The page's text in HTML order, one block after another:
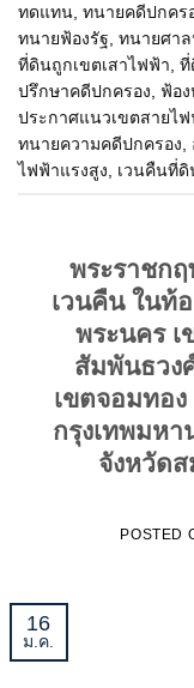
ทดแทน ทนายคดีปกคร
ทนายฟ้องรัฐ ทนายศาล
ที่ดินถูกเขตเสาไฟฟ้า ที่
ปรึกษาคดีปกครอง
ฟ้อ
ประกาศแนวเขตสายไฟ
ทนายความคดีปกครอง
ไฟฟ้าแรงสูง
เวนคืนที่ดิ
พระราชก
เวนคืน ในท้
พระนคร เ
สัมพันธวง
เขตจอมทอ
กรุงเทพมหา
จังหวัด
POSTED
16
ม.ค.